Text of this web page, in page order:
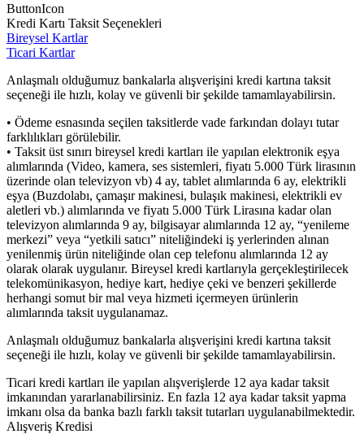
ButtonIcon
Kredi Kartı Taksit Seçenekleri
Bireysel Kartlar
Ticari Kartlar
Anlaşmalı olduğumuz bankalarla alışverişini kredi kartına taksit
seçeneği ile hızlı, kolay ve güvenli bir şekilde tamamlayabilirsin.
• Ödeme esnasında seçilen taksitlerde vade farkından dolayı tutar
farklılıkları görülebilir.
• Taksit üst sınırı bireysel kredi kartları ile yapılan elektronik eşya
alımlarında (Video, kamera, ses sistemleri, fiyatı 5.000 Türk lirasının
üzerinde olan televizyon vb) 4 ay, tablet alımlarında 6 ay, elektrikli
eşya (Buzdolabı, çamaşır makinesi, bulaşık makinesi, elektrikli ev
aletleri vb.) alımlarında ve fiyatı 5.000 Türk Lirasına kadar olan
televizyon alımlarında 9 ay, bilgisayar alımlarında 12 ay, “yenileme
merkezi” veya “yetkili satıcı” niteliğindeki iş yerlerinden alınan
yenilenmiş ürün niteliğinde olan cep telefonu alımlarında 12 ay
olarak olarak uygulanır. Bireysel kredi kartlarıyla gerçekleştirilecek
telekomünikasyon, hediye kart, hediye çeki ve benzeri şekillerde
herhangi somut bir mal veya hizmeti içermeyen ürünlerin
alımlarında taksit uygulanamaz.
Anlaşmalı olduğumuz bankalarla alışverişini kredi kartına taksit
seçeneği ile hızlı, kolay ve güvenli bir şekilde tamamlayabilirsin.
Ticari kredi kartları ile yapılan alışverişlerde 12 aya kadar taksit
imkanından yararlanabilirsiniz. En fazla 12 aya kadar taksit yapma
imkanı olsa da banka bazlı farklı taksit tutarları uygulanabilmektedir.
Alışveriş Kredisi